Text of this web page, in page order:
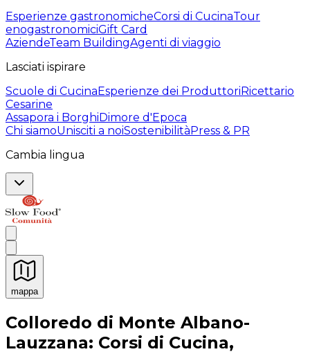
Esperienze gastronomicheCorsi di CucinaTour
enogastronomiciGift Card
AziendeTeam BuildingAgenti di viaggio
Lasciati ispirare
Scuole di CucinaEsperienze dei ProduttoriRicettario
Cesarine
Assapora i BorghiDimore d'Epoca
Chi siamoUnisciti a noiSostenibilitàPress & PR
Cambia lingua
mappa
Esperienze culinarie indimenticabili: Esperienze
Colloredo di Monte Albano-
Lauzzana: Corsi di Cucina,